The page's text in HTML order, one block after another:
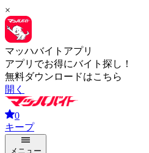
×
マッハバイトアプリ
アプリでお得にバイト探し！
無料ダウンロードはこちら
開く
0
キープ
メニュー